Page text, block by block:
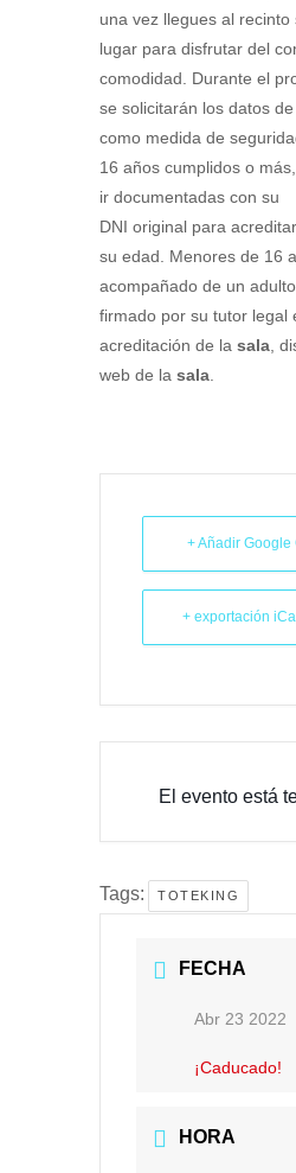
una vez llegues al recinto
lugar para disfrutar del
comodidad. Durante el
se solicitarán los datos
como medida de
16 años cumplidos o
ir documentadas con su
DNI original para
su edad. Menores de 16
acompañado de un
firmado por su tutor legal
acreditación de la sala ,
web de la sala
+ Añadir
+ exportación
El evento está
Tags: TOTEKING
FECHA
Abr 23 2022
¡Caducado!
HORA